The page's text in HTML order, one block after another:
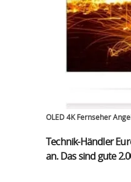
OLED 4K Fernseher
Technik-Händler
an. Das sind gute